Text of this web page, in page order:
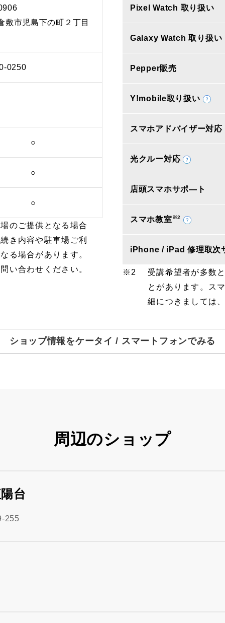
敷市児島下の町２丁目
0250
○
○
○
のご提供となる場合
き内容や駐車場ご利
る場合があります。
い合わせください。
Pixel Watch 取り扱い
Galaxy Watch 取り扱い
Pepper販売
Y!mobile取り扱い
スマホアドバイザー対応
光クルー対応
店頭スマホサポ―ト
スマホ教室※2
iPhone / iPad 修理取次
受講希望者が多数
とがあります。ス
細につきましては
ショップ情報をケータイ / スマートフォンでみる
周辺のショップ
台
255